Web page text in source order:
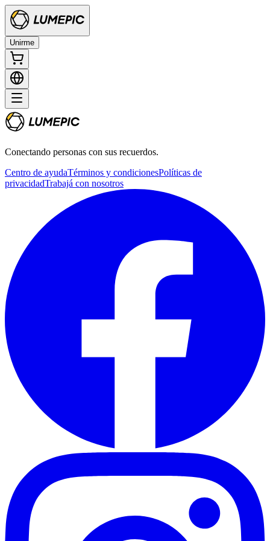
Unirme
Conectando personas con sus recuerdos.
Centro de ayudaTérminos y condicionesPolíticas de
privacidadTrabajá con nosotros